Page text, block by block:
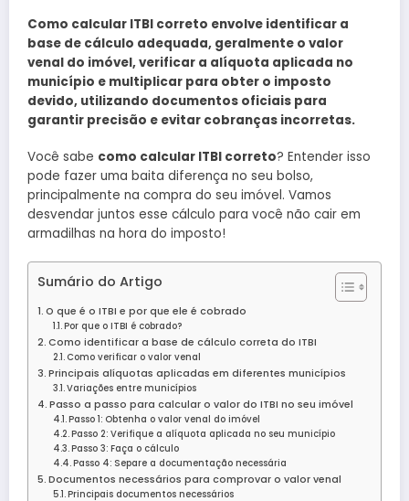
Como calcular ITBI correto envolve identificar a
base de cálculo adequada, geralmente o valor
venal do imóvel, verificar a alíquota aplicada no
município e multiplicar para obter o imposto
devido, utilizando documentos oficiais para
garantir precisão e evitar cobranças incorretas.
Você sabe como calcular ITBI correto? Entender isso
pode fazer uma baita diferença no seu bolso,
principalmente na compra do seu imóvel. Vamos
desvendar juntos esse cálculo para você não cair em
armadilhas na hora do imposto!
Sumário do Artigo
O que é o ITBI e por que ele é cobrado
Por que o ITBI é cobrado?
Como identificar a base de cálculo correta do ITBI
Como verificar o valor venal
Principais alíquotas aplicadas em diferentes municípios
Variações entre municípios
Passo a passo para calcular o valor do ITBI no seu imóvel
Passo 1: Obtenha o valor venal do imóvel
Passo 2: Verifique a alíquota aplicada no seu município
Passo 3: Faça o cálculo
Passo 4: Separe a documentação necessária
Documentos necessários para comprovar o valor venal
Principais documentos necessários